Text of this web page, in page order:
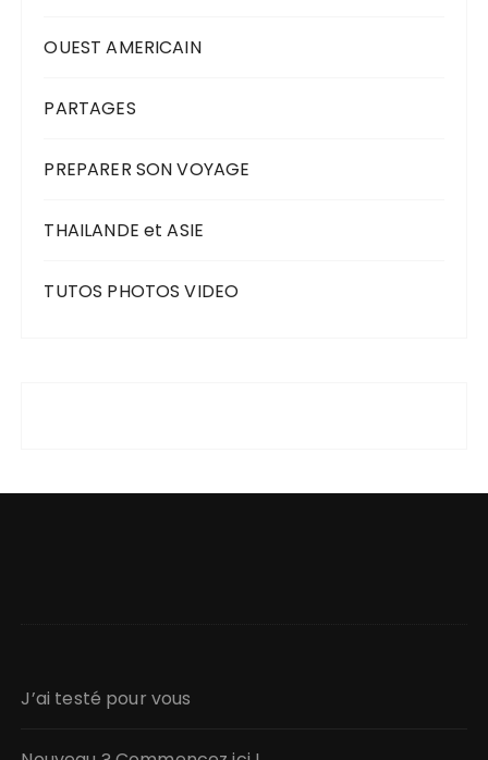
OUEST AMERICAIN
PARTAGES
PREPARER SON VOYAGE
THAILANDE et ASIE
TUTOS PHOTOS VIDEO
J’ai testé pour vous